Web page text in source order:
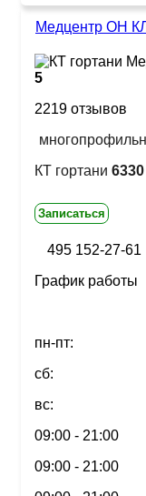
Медцентр ОН
5
2219 отзывов
КТ гортани
Записаться
495 152-27-61
График работы
пн-пт:
сб:
вс:
09:00 - 21:00
09:00 - 21:00